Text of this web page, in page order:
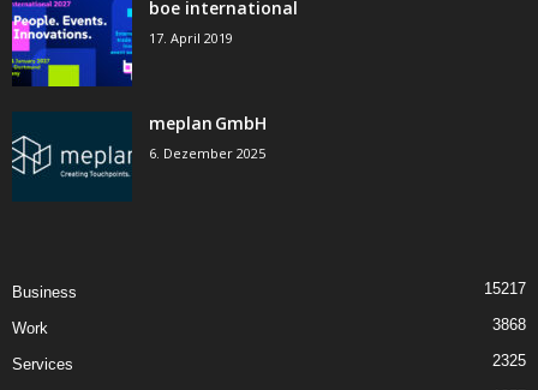
boe international
17. April 2019
meplan GmbH
6. Dezember 2025
Business 15217
Work 3868
Services 2325